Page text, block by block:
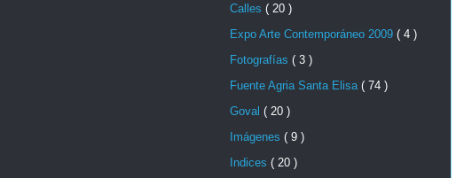
Calles ( 20 )
Expo Arte Contemporáneo 2009 ( 4 )
Fotografías ( 3 )
Fuente Agria Santa Elisa ( 74 )
Goval ( 20 )
Imágenes ( 9 )
Indices ( 20 )